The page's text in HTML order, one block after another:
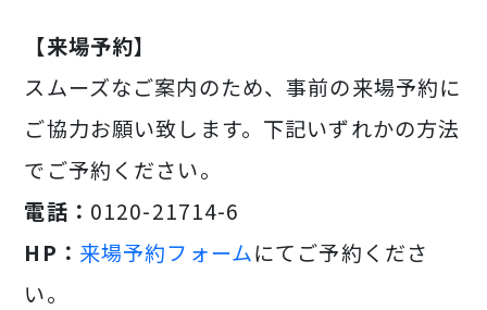
【来場予約】
スムーズなご案内のため、事前の来場予約に
ご協力お願い致します。下記いずれかの方法
でご予約ください。
電話： 0120-21714-6
HP： 来場予約フォームにてご予約くださ
い。